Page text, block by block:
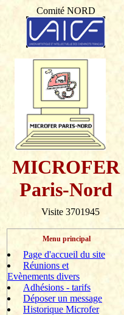
Comité NORD
MICROFER
Paris-Nord
Visite 3701945
Menu principal
Page d'accueil du site
Réunions et
Evènements divers
Adhésions - tarifs
Déposer un message
Historique Microfer